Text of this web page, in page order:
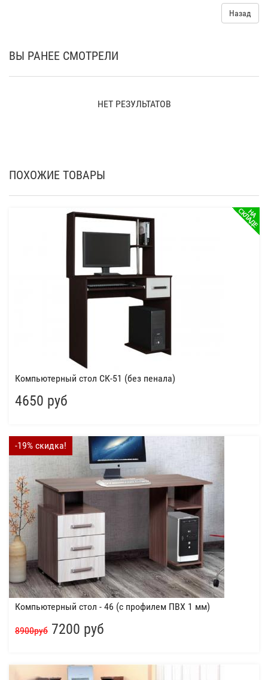
Назад
ВЫ РАНЕЕ СМОТРЕЛИ
НЕТ РЕЗУЛЬТАТОВ
ПОХОЖИЕ ТОВАРЫ
Компьютерный стол СК-51 (без пенала)
4650 руб
-19% скидка!
Компьютерный стол - 46 (с профилем ПВХ 1 мм)
8900руб 7200 руб